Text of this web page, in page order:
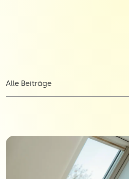
Alle Beiträge